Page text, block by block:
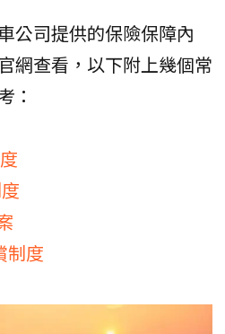
公司提供的保險保障內
網查看，以下附上幾個常
：
制度